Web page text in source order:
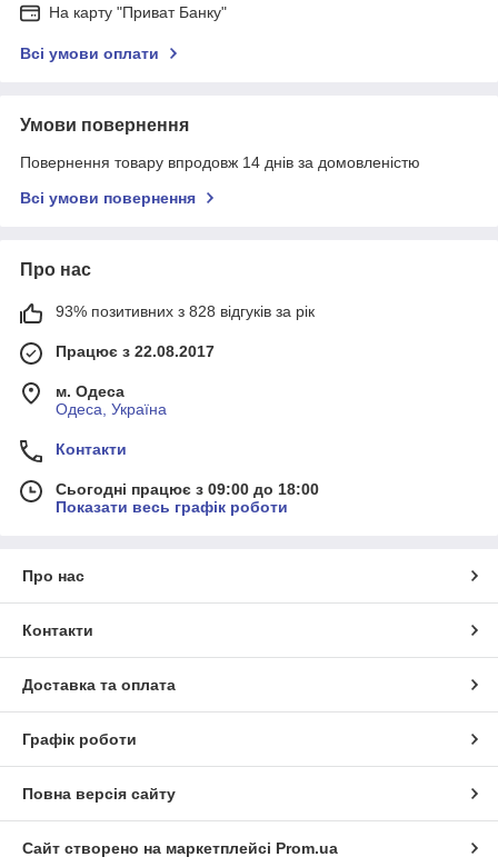
На карту "Приват Банку"
Всі умови оплати
Умови повернення
Повернення товару впродовж 14 днів за домовленістю
Всі умови повернення
Про нас
93% позитивних з 828 відгуків за рік
Працює з 22.08.2017
м. Одеса
Одеса, Україна
Контакти
Сьогодні працює з 09:00 до 18:00
Показати весь графік роботи
Про нас
Контакти
Доставка та оплата
Графік роботи
Повна версія сайту
Сайт створено на маркетплейсі Prom.ua